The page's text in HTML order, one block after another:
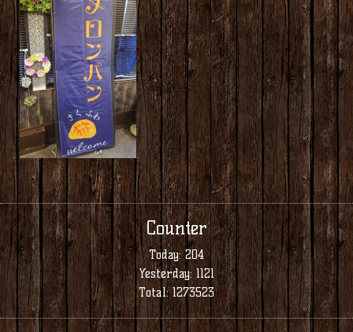
Counter
Today:204
Yesterday: 1121
Total:1273523